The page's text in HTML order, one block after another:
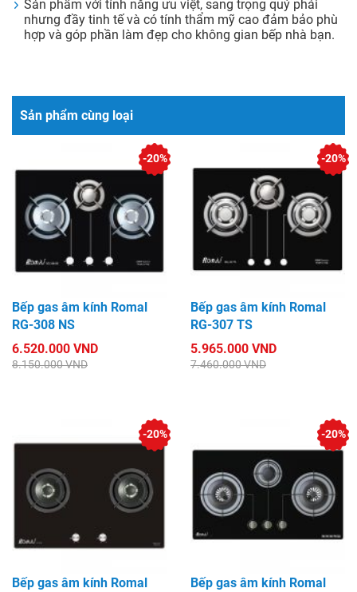
Sản phẩm với tính năng ưu việt, sang trọng quý phái
nhưng đầy tinh tế và có tính thẩm mỹ cao đảm bảo phù
hợp và góp phần làm đẹp cho không gian bếp nhà bạn.
Sản phẩm cùng loại
Bếp gas âm kính Romal
RG-308 NS
6.520.000 VND
8.150.000 VND
-20%
Bếp gas âm kính Romal
RG-307 TS
5.965.000 VND
7.460.000 VND
-20%
Bếp gas âm kính Romal
-20%
Bếp gas âm kính Romal
-20%